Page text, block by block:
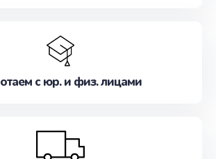
с юр. и физ. лицами